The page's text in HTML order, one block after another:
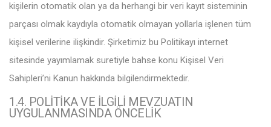
kişilerin otomatik olan ya da herhangi bir veri kayıt sisteminin
parçası olmak kaydıyla otomatik olmayan yollarla işlenen tüm
kişisel verilerine ilişkindir. Şirketimiz bu Politikayı internet
sitesinde yayımlamak suretiyle bahse konu Kişisel Veri
Sahipleri’ni Kanun hakkında bilgilendirmektedir.
1.4. POLİTİKA VE İLGİLİ MEVZUATIN
UYGULANMASI NDA ÖNCELİK